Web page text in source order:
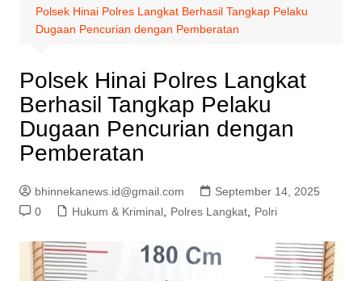
Polsek Hinai Polres Langkat Berhasil Tangkap Pelaku
Dugaan Pencurian dengan Pemberatan
Polsek Hinai Polres Langkat
Berhasil Tangkap Pelaku
Dugaan Pencurian dengan
Pemberatan
bhinnekanews.id@gmail.com
September 14, 2025
0
Hukum & Kriminal, Polres Langkat, Polri